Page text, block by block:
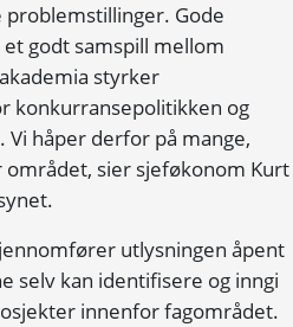
Gode
godt samspill mellom
styrker
konkurransepolitikken og
håper derfor på mange,
sier sjeføkonom Kurt
utlysningen åpent
selv kan identifisere og inngi
innenfor fagområdet.